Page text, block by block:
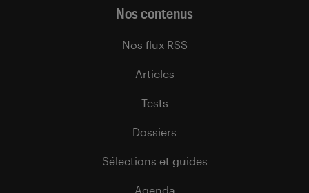
Nos contenus
Nos flux RSS
Articles
Tests
Dossiers
Sélections et guides
Agenda